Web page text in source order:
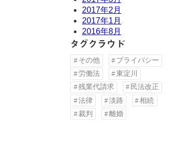
2017年2月
2017年1月
2016年8月
タグクラウド
その他
プライバシー
労働法
東淀川
残業代請求
民法改正
法律
淡路
相続
裁判
離婚